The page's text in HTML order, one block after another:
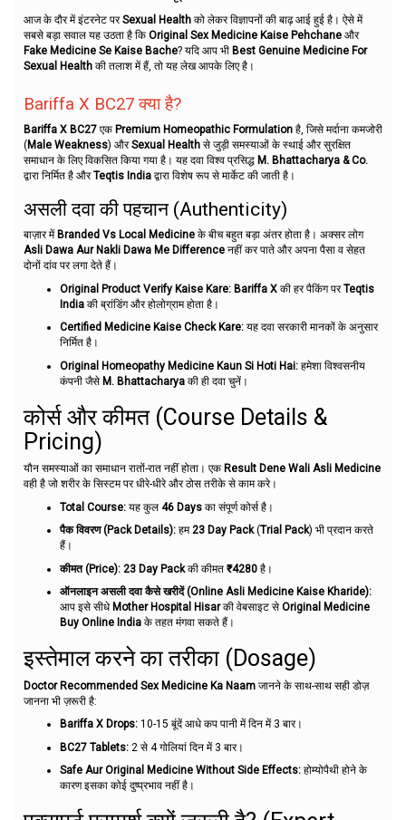
आज के दौर में इंटरनेट परSexual Health को लेकर विज्ञापनों की बाढ़ आई हुई है। ऐसे में
सबसे बड़ा सवाल यह उठता है कि Original Sex Medicine Kaise Pehchane और
Fake Medicine Se Kaise Bache? यदि आप भी Best Genuine Medicine For
Sexual Health की तलाश में हैं, तो यह लेख आपके लिए है।
Bariffa X BC27 क्या है?
Bariffa X BC27 एक Premium Homeopathic Formulation है, जिसे मर्दाना कमजोरी
(Male Weakness) औरSexual Health से जुड़ी समस्याओं के स्थाई और सुरक्षित
समाधान के लिए विकसित किया गया है। यह दवा विश्व प्रसिद्ध M. Bhattacharya & Co.
द्वारा निर्मित है औरTeqtis India द्वारा विशेष रूप से मार्केट की जाती है।
असली दवा की पहचान (Authenticity)
बाज़ार में Branded Vs Local Medicine के बीच बहुत बड़ा अंतर होता है। अक्सर लोग
Asli Dawa Aur Nakli Dawa Me Difference नहीं कर पाते और अपना पैसा व सेहत
दोनों दांव पर लगा देते हैं।
Original Product Verify Kaise Kare: Bariffa X की हर पैकिंग परTeqtis
India की ब्रांडिंग और होलोग्राम होता है।
Certified Medicine Kaise Check Kare: यह दवा सरकारी मानकों के अनुसार
निर्मित है।
Original Homeopathy Medicine Kaun Si Hoti Hai: हमेशा विश्वसनीय
कंपनी जैसे M. Bhattacharya की ही दवा चुनें।
कोर्स और कीमत (Course Details &
Pricing)
यौन समस्याओं का समाधान रातों-रात नहीं होता। एक Result Dene Wali Asli Medicine
वही है जो शरीर के सिस्टम पर धीरे-धीरे और ठोस तरीके से काम करे।
Total Course: यह कुल 46 Days का संपूर्ण कोर्स है।
पैक विवरण (Pack Details): हम23 Day Pack(Trial Pack) भी प्रदान करते
हैं।
कीमत (Price): 23 Day Packकी कीमत ₹4280 है।
ऑनलाइन असली दवा कैसे खरीदें (Online Asli Medicine Kaise Kharide):
आप इसे सीधे Mother Hospital Hisarकी वेबसाइट से Original Medicine
Buy Online India के तहत मंगवा सकते हैं।
इस्तेमाल करने का तरीका (Dosage)
Doctor Recommended Sex Medicine Ka Naam जानने के साथ-साथ सही डोज़
जानना भी ज़रूरी है:
Bariffa X Drops: 10-15 बूंदें आधे कप पानी में दिन में 3 बार।
BC27 Tablets: 2 से 4 गोलियां दिन में 3 बार।
Safe Aur Original Medicine Without Side Effects: होम्योपैथी होने के
कारण इसका कोई दुष्प्रभाव नहीं है।